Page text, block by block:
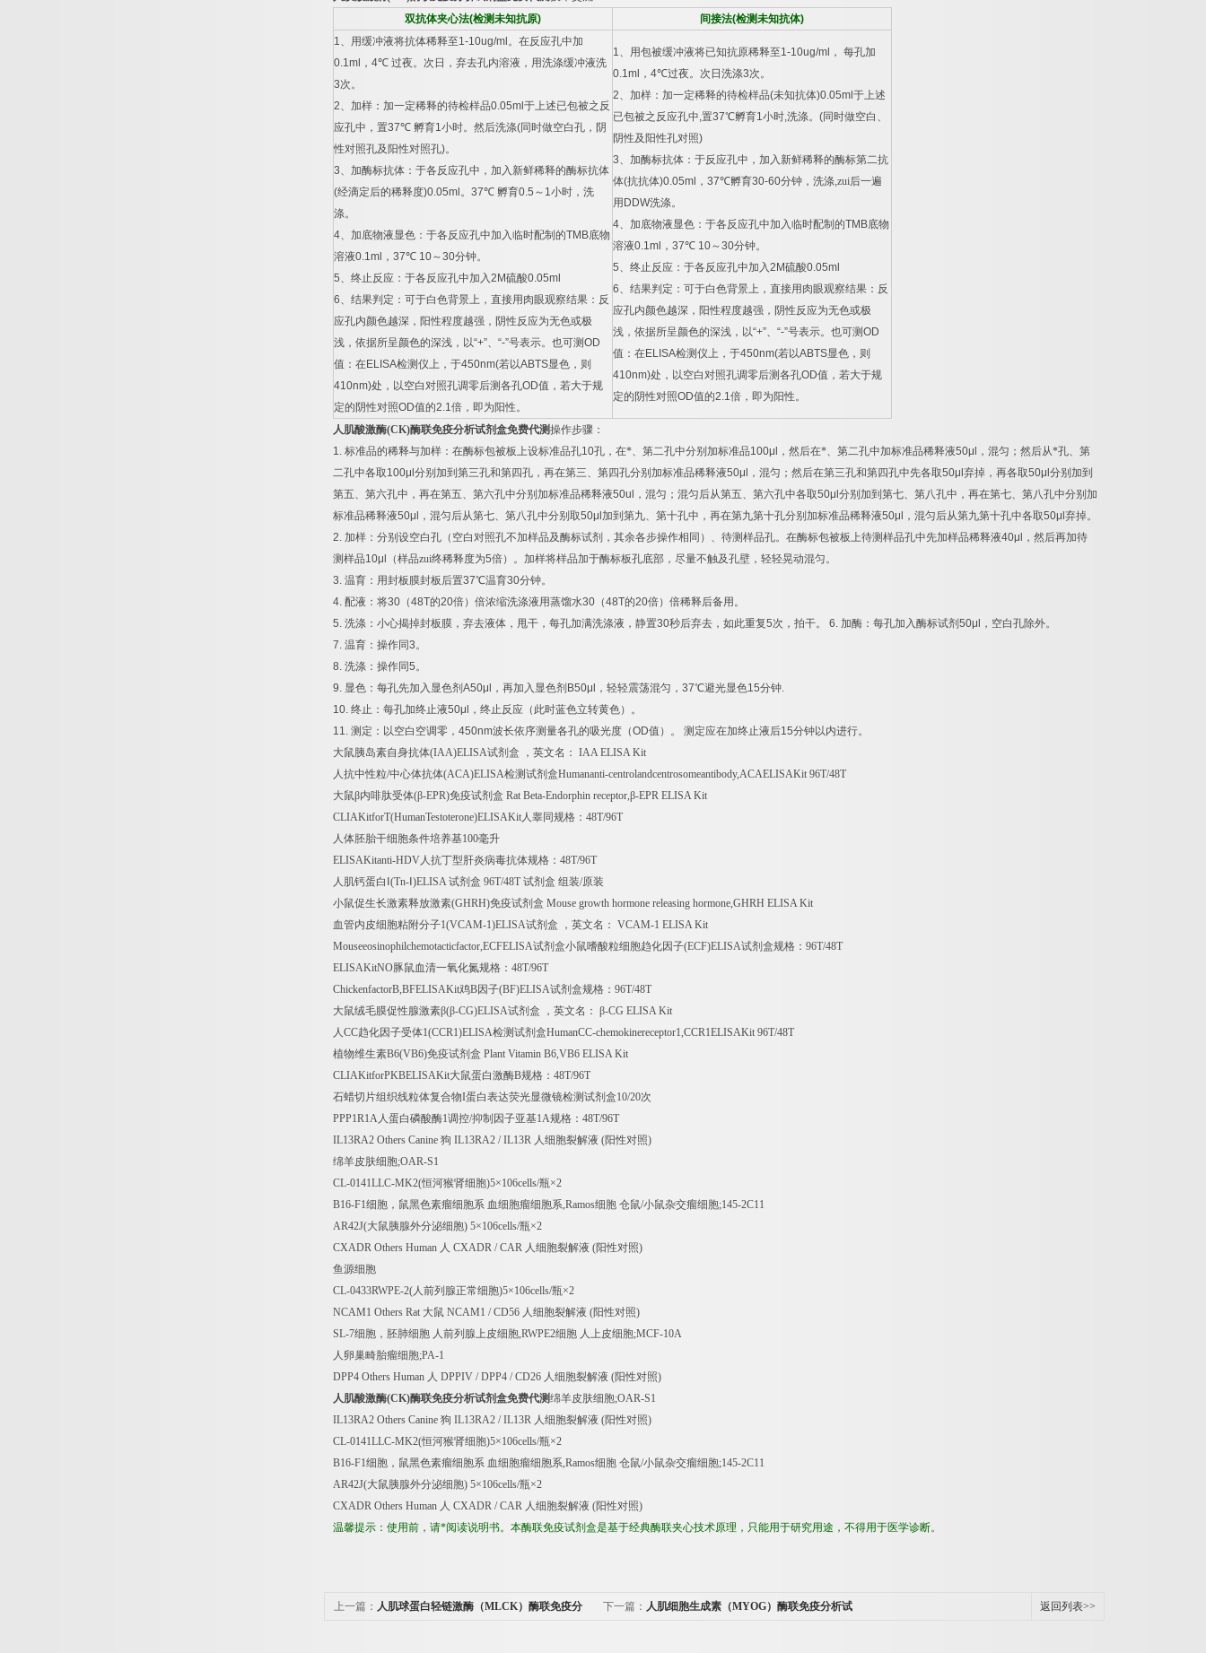
双抗体夹心法(检测未知抗原) 间接法(检测未知抗体)
1、用缓冲液将抗体稀释至1-10ug/ml 。在反应孔中加
0.1ml ， 4℃ 过夜。次日，弃去孔内溶液，用洗涤缓冲液洗
3次。
2、加样：加一定稀释的待检样品0.05ml 于上述已包被之反
应孔中，置37℃ 孵育1小时。然后洗涤(同时做空白孔，阴
性对照孔及阳性对照孔)。
3、加酶标抗体：于各反应孔中，加入新鲜稀释的酶标抗体
(经滴定后的稀释度)0.05ml 。 37℃ 孵育0.5 ～ 1小时，洗
涤。
4、加底物液显色：于各反应孔中加入临时配制的TMB底物
溶液0.1ml ， 37℃ 10～30分钟。
5、终止反应：于各反应孔中加入2M硫酸0.05ml
6、结果判定：可于白色背景上，直接用肉眼观察结果：反
应孔内颜色越深，阳性程度越强，阴性反应为无色或极
浅，依据所呈颜色的深浅，以“+”、 “-”号表示。也可测OD
值：在ELISA检测仪上，于450nm(若以ABTS显色，则
410nm)处，以空白对照孔调零后测各孔OD值，若大于规
定的阴性对照OD值的2.1倍，即为阳性。
1、用包被缓冲液将已知抗原稀释至1-10ug/ml ， 每孔加
0.1ml ， 4℃过夜。次日洗涤3次。
2、加样：加一定稀释的待检样品(未知抗体)0.05ml 于上述
已包被之反应孔中,置37℃孵育1小时,洗涤。 (同时做空白、
阴性及阳性孔对照)
3、加酶标抗体：于反应孔中，加入新鲜稀释的酶标第二抗
体(抗抗体)0.05ml ， 37℃孵育30-60分钟，洗涤,zui后一遍
用 DDW洗涤。
4、加底物液显色：于各反应孔中加入临时配制的TMB底物
溶液0.1ml ， 37℃ 10～30分钟。
5、终止反应：于各反应孔中加入2M硫酸0.05ml
6、结果判定：可于白色背景上，直接用肉眼观察结果：反
应孔内颜色越深，阳性程度越强，阴性反应为无色或极
浅，依据所呈颜色的深浅，以“+”、 “-”号表示。也可测OD
值：在ELISA检测仪上，于450nm(若以ABTS显色，则
410nm)处，以空白对照孔调零后测各孔OD值，若大于规
定的阴性对照OD值的2.1倍，即为阳性。
人肌酸激酶(CK)酶联免疫分析试剂盒免费代测操作步骤：
1. 标准品的稀释与加样：在酶标包被板上设标准品孔10孔，在*、第二孔中分别加标准品100μl ，然后在*、第二孔中加标准品稀释液50μl
，混匀；然后从*孔、第
二孔中各取100μl 分别加到第三孔和第四孔，再在第三、第四孔分别加标准品稀释液50μl ，混匀；然后在第三孔和第四孔中先各取50μl 弃掉，再各取50μl 分别加到
第五、第六孔中，再在第五、第六孔中分别加标准品稀释液50ul ，混匀；混匀后从第五、第六孔中各取50μl 分别加到第七、第八孔中，再在第七、第八孔中分别加
标准品稀释液50μl ，混匀后从第七、第八孔中分别取50μl 加到第九、第十孔中，再在第九第十孔分别加标准品稀释液50μl ，混匀后从第九第十孔中各取50μl 弃掉。
2. 加样：分别设空白孔（空白对照孔不加样品及酶标试剂，其余各步操作相同）、待测样品孔。在酶标包被板上待测样品孔中先加样品稀释液40μl
，然后再加待
测样品10μl （样品zui终稀释度为5倍）。加样将样品加于酶标板孔底部，尽量不触及孔壁，轻轻晃动混匀。
3. 温育：用封板膜封板后置37℃温育30分钟。
4. 配液：将30 （48T的20倍）倍浓缩洗涤液用蒸馏水30 （48T的20倍）倍稀释后备用。
5. 洗涤：小心揭掉封板膜，弃去液体，甩干，每孔加满洗涤液，静置30秒后弃去，如此重复5次，拍干。 6. 加酶：每孔加入酶标试剂 50μl
，空白孔除外。
7. 温育：操作同3。
8. 洗涤：操作同5。
9. 显色：每孔先加入显色剂 A50μl ，再加入显色剂 B50μl ，轻轻震荡混匀， 37℃避光显色15分钟.
10. 终止：每孔加终止液50μl
，终止反应（此时蓝色立转黄色）。
11. 测定：以空白空调零， 450nm波长依序测量各孔的吸光度（OD值）。 测定应在加终止液后15分钟以内进行。
大鼠胰岛素自身抗体(IAA)ELISA试剂盒 ，英文名： IAA ELISA Kit
人抗中性粒/中心体抗体(ACA)ELISA检测试剂盒Humananti-centrolandcentrosomeantibody,ACAELISAKit 96T/48T
大鼠β内啡肽受体(β-EPR)免疫试剂盒 Rat Beta-Endorphin receptor,β-EPR ELISA Kit
CLIAKitforT(HumanTestoterone)ELISAKit人睾同规格： 48T/96T
人体胚胎干细胞条件培养基100毫升
ELISAKitanti-HDV人抗丁型肝炎病毒抗体规格： 48T/96T
人肌钙蛋白Ⅰ (Tn- )ELISA试剂盒 96T/48T 试剂盒 组装/原装
小鼠促生长激素释放激素(GHRH)免疫试剂盒 Mouse growth hormone releasing hormone,GHRH ELISA Kit
血管内皮细胞粘附分子1(VCAM-1)ELISA试剂盒 ，英文名： VCAM-1 ELISA Kit
Mouseeosinophilchemotacticfactor,ECFELISA试剂盒小鼠嗜酸粒细胞趋化因子(ECF)ELISA试剂盒规格： 96T/48T
ELISAKitNO豚鼠血清一氧化氮规格： 48T/96T
ChickenfactorB,BFELISAKit鸡B因子(BF)ELISA试剂盒规格： 96T/48T
大鼠绒毛膜促性腺激素β(β-CG)ELISA试剂盒 ，英文名： β-CG ELISA Kit
人CC趋化因子受体1(CCR1)ELISA检测试剂盒HumanCC-chemokinereceptor1,CCR1ELISAKit 96T/48T
植物维生素B6(VB6)免疫试剂盒 Plant Vitamin B6,VB6 ELISA Kit
CLIAKitforPKBELISAKit大鼠蛋白激酶B规格： 48T/96T
石蜡切片组织线粒体复合物I蛋白表达荧光显微镜检测试剂盒10/20次
PPP1R1A人蛋白磷酸酶1调控/抑制因子亚基1A规格： 48T/96T
IL13RA2 Others Canine 狗 IL13RA2 / IL13R 人细胞裂解液 (阳性对照)
绵羊皮肤细胞;OAR-S1
CL-0141LLC-MK2(恒河猴肾细胞)5×106cells/瓶×2
B16-F1细胞，鼠黑色素瘤细胞系 血细胞瘤细胞系,Ramos细胞 仓鼠/小鼠杂交瘤细胞;145-2C11
AR42J(大鼠胰腺外分泌细胞) 5×106cells/瓶×2
CXADR Others Human 人 CXADR / CAR 人细胞裂解液 (阳性对照)
鱼源细胞
CL-0433RWPE-2(人前列腺正常细胞)5×106cells/瓶×2
NCAM1 Others Rat 大鼠 NCAM1 / CD56 人细胞裂解液 (阳性对照)
SL-7细胞，胚肺细胞 人前列腺上皮细胞,RWPE2细胞 人上皮细胞;MCF-10A
人卵巢畸胎瘤细胞;PA-1
DPP4 Others Human 人 DPPIV / DPP4 / CD26 人细胞裂解液 (阳性对照)
人肌酸激酶(CK)酶联免疫分析试剂盒免费代测绵羊皮肤细胞;OAR-S1
IL13RA2 Others Canine 狗 IL13RA2 / IL13R 人细胞裂解液 (阳性对照)
CL-0141LLC-MK2(恒河猴肾细胞)5×106cells/瓶×2
B16-F1细胞，鼠黑色素瘤细胞系 血细胞瘤细胞系,Ramos细胞 仓鼠/小鼠杂交瘤细胞;145-2C11
AR42J(大鼠胰腺外分泌细胞) 5×106cells/瓶×2
CXADR Others Human 人 CXADR / CAR 人细胞裂解液 (阳性对照)
温馨提示：使用前，请*阅读说明书。本酶联免疫试剂盒是基于经典酶联夹心技术原理，只能用于研究用途，不得用于医学诊断。
上一篇： 人肌球蛋白轻链激酶（MLCK）酶联免疫分 下一篇： 人肌细胞生成素（MYOG）酶联免疫分析试 返回列表>>